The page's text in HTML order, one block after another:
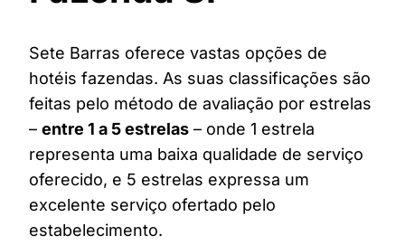
Sete Barras oferece vastas opções de
hotéis fazendas. As suas classificações são
feitas pelo método de avaliação por estrelas
– entre 1 a 5 estrelas – onde 1 estrela
representa uma baixa qualidade de serviço
oferecido, e 5 estrelas expressa um
excelente serviço ofertado pelo
estabelecimento.